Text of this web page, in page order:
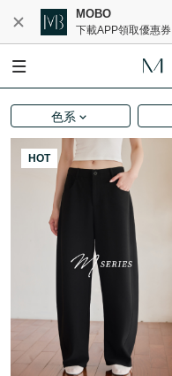
MOBO
下載APP領取優惠券
色系
HOT